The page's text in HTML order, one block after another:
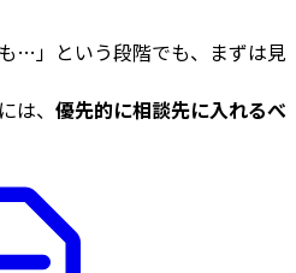
…」という段階でも、まずは見
は、 優先的に相談先に入れるべ